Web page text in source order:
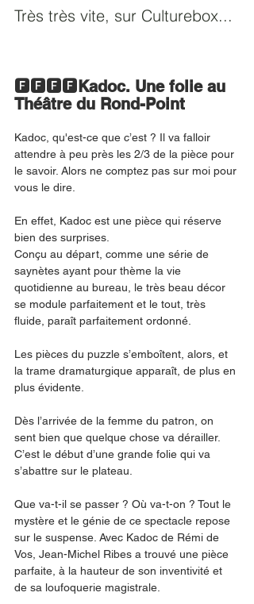
Très très vite, sur Culturebox...
🅵🅵🅵🅵Kadoc. Une folie au
Théâtre du Rond-Point
Kadoc, qu'est-ce que c’est ? Il va falloir
attendre à peu près les 2/3 de la pièce pour
le savoir. Alors ne comptez pas sur moi pour
vous le dire.
En effet, Kadoc est une pièce qui réserve
bien des surprises.
Conçu au départ, comme une série de
saynètes ayant pour thème la vie
quotidienne au bureau, le très beau décor
se module parfaitement et le tout, très
fluide, paraît parfaitement ordonné.
Les pièces du puzzle s’emboîtent, alors, et
la trame dramaturgique apparaît, de plus en
plus évidente.
Dès l’arrivée de la femme du patron, on
sent bien que quelque chose va dérailler.
C’est le début d’une grande folie qui va
s’abattre sur le plateau.
Que va-t-il se passer ? Où va-t-on ? Tout le
mystère et le génie de ce spectacle repose
sur le suspense. Avec Kadoc de Rémi de
Vos, Jean-Michel Ribes a trouvé une pièce
parfaite, à la hauteur de son inventivité et
de sa loufoquerie magistrale.